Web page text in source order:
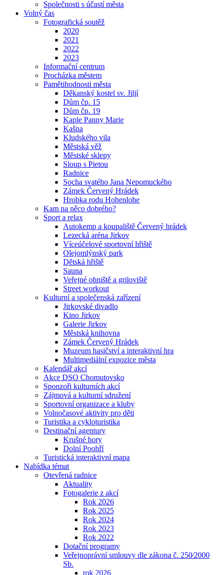
Společnosti s účastí města
Volný čas
Fotografická soutěž
2020
2021
2022
2023
Informační centrum
Procházka městem
Pamětihodnosti města
Děkanský kostel sv. Jiljí
Dům čp. 15
Dům čp. 19
Kaple Panny Marie
Kašna
Kludského vila
Městská věž
Městské sklepy
Sloup s Pietou
Radnice
Socha svatého Jana Nepomuckého
Zámek Červený Hrádek
Hrobka rodu Hohenlohe
Kam na něco dobrého?
Sport a relax
Autokemp a koupaliště Červený hrádek
Lezecká aréna Jirkov
Víceúčelové sportovní hřiště
Olejomlýnský park
Dětská hřiště
Sauna
Veřejné ohniště a griloviště
Street workout
Kulturní a společenská zařízení
Jirkovské divadlo
Kino Jirkov
Galerie Jirkov
Městská knihovna
Zámek Červený Hrádek
Muzeum hasičství a interaktivní hra
Multimediální expozice města
Kalendář akcí
Akce DSO Chomutovsko
Sponzoři kulturních akcí
Zájmová a kulturní sdružení
Sportovní organizace a kluby
Volnočasové aktivity pro děti
Turistika a cykloturistika
Destinační agentury
Krušné hory
Dolní Poohří
Turistická interaktivní mapa
Nabídka témat
Otevřená radnice
Aktuality
Fotogalerie z akcí
Rok 2026
Rok 2025
Rok 2024
Rok 2023
Rok 2022
Dotační programy
Veřejnoprávní smlouvy dle zákona č. 250⁄2000
Sb.
rok 2026